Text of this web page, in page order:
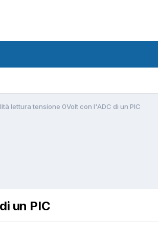
lettura tensione 0Volt con l'ADC di un PIC
un PIC